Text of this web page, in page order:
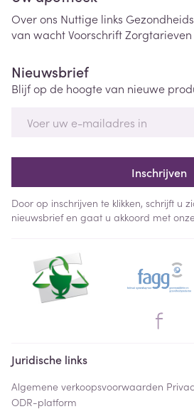
Over ons Nuttige links
van wachtVoorschriftZorgtarieven
Nieuwsbrief
Blijf op de hoogte van nieuwe
Inschrijven
Door op inschrijven te klikken, schrijft u
nieuwsbrief en gaat u akkoord met
Juridische links
Algemene verkoopsvoorwaarden
ODR-platform